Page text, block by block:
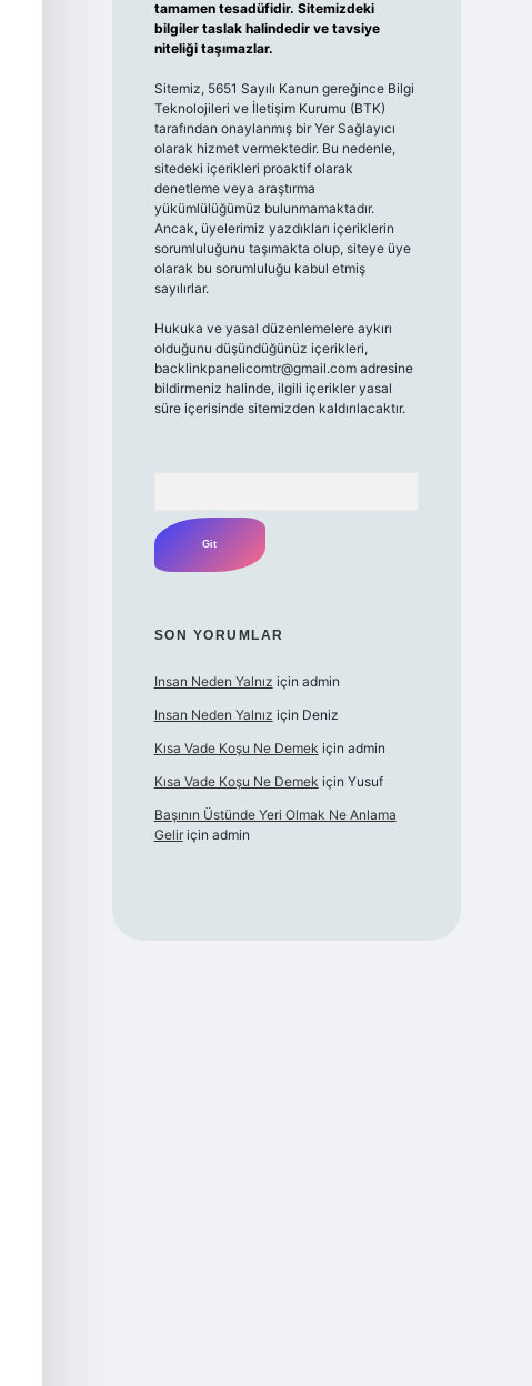
tamamen tesadüfidir. Sitemizdeki
bilgiler taslak halindedir ve tavsiye
niteliği taşımazlar.
Sitemiz, 5651 Sayılı Kanun gereğince Bilgi
Teknolojileri ve İletişim Kurumu (BTK)
tarafından onaylanmış bir Yer Sağlayıcı
olarak hizmet vermektedir. Bu nedenle,
sitedeki içerikleri proaktif olarak
denetleme veya araştırma
yükümlülüğümüz bulunmamaktadır.
Ancak, üyelerimiz yazdıkları içeriklerin
sorumluluğunu taşımakta olup, siteye üye
olarak bu sorumluluğu kabul etmiş
sayılırlar.
Hukuka ve yasal düzenlemelere aykırı
olduğunu düşündüğünüz içerikleri,
backlinkpanelicomtr@gmail.comadresine
bildirmeniz halinde, ilgili içerikler yasal
süre içerisinde sitemizden kaldırılacaktır.
SON YORUMLAR
Insan Neden Yalnız için admin
Insan Neden Yalnız için Deniz
Kısa Vade Koşu Ne Demek için admin
Kısa Vade Koşu Ne Demek için Yusuf
Başının Üstünde Yeri Olmak Ne Anlama
Geliriçin admin